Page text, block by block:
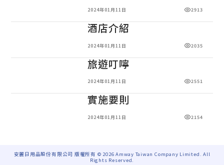
2024年01月11日 2913
酒店介紹
2024年01月11日 2035
旅遊叮嚀
2024年01月11日 2551
實施要則
2024年01月11日 2154
安麗日用品股份有限公司 版權所有 © 2026 Amway Taiwan Company Limited. All
Rights Reserved.